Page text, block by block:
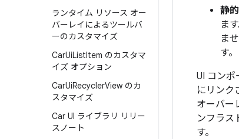
ランタイム リソース オー
バーレイによるツールバ
ーのカスタマイズ
CarUiListItem のカスタマ
イズ オプション
CarUiRecyclerView のカ
スタマイズ
Car UI ライブラリ リリー
スノート
静
ま
ま
す。
UI コンポ
にリンク
オーバー
ンフラス
す。